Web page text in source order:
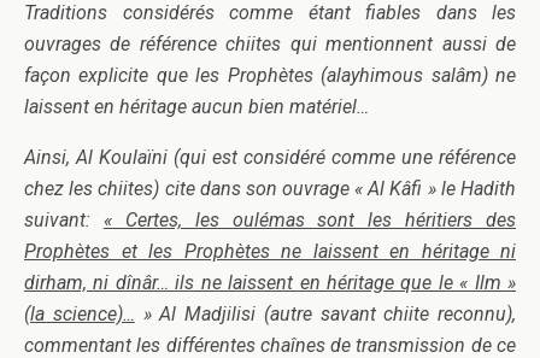
Traditions considérés comme étant fiables dans les
ouvrages de référence chiites qui mentionnent aussi de
façon explicite que les Prophètes (alayhimous salâm) ne
laissent en héritage aucun bien matériel…
Ainsi, Al Koulaïni (qui est considéré comme une référence
chez les chiites) cite dans son ouvrage « Al Kâfi » le Hadith
suivant: « Certes, les oulémas sont les héritiers des
Prophètes et les Prophètes ne laissent en héritage ni
dirham, ni dînâr… ils ne laissent en héritage que le « Ilm »
(la science)… » Al Madjilisi (autre savant chiite reconnu),
commentant les différentes chaînes de transmission de ce